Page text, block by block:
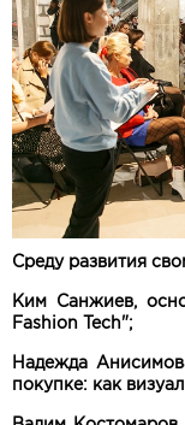
Среду развития
Ким Санжиев,
Fashion Tech";
Надежда
покупке: как